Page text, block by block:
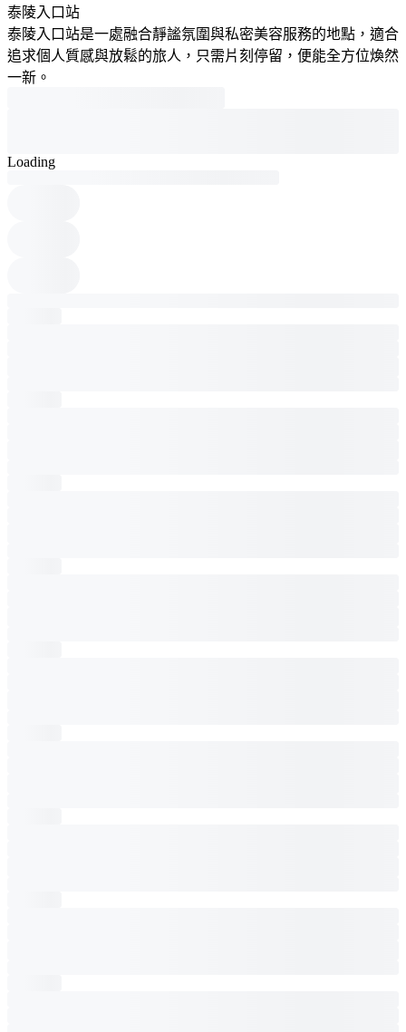
泰陵入口站
泰陵入口站是一處融合靜謐氛圍與私密美容服務的地點，適合
追求個人質感與放鬆的旅人，只需片刻停留，便能全方位煥然
一新。
Loading